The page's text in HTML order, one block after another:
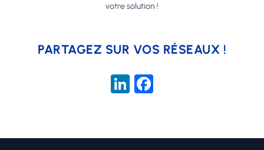
votre solution !
PARTAGEZ SUR VOS RÉSEAUX !
LinkedIn